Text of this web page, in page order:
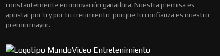
constantemente en innovación ganadora. Nuestra premisa es
apostar por ti y por tu crecimiento, porque tu confianza es nuestro
premio mayor.